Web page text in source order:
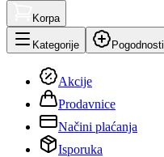
Korpa
Kategorije Pogodnosti
Akcije
Prodavnice
Načini plaćanja
Isporuka